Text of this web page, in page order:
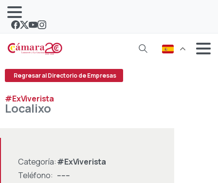
Regresar al Directorio de Empresas
#ExViverista
Localixo
Categoría:#ExViverista
Teléfono: ------